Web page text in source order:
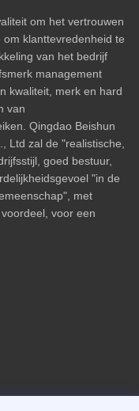
om het vertrouwen
klanttevredenheid te
van het bedrijf
management
kwaliteit, merk en hard
van
Qingdao Beishun
Ltd zal de "realistische,
goed bestuur,
"in de
met
voor een